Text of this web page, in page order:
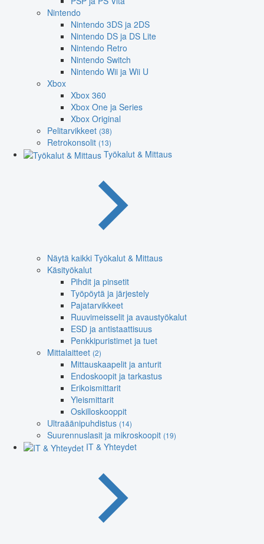
Nintendo
Nintendo 3DS ja 2DS
Nintendo DS ja DS Lite
Nintendo Retro
Nintendo Switch
Nintendo Wii ja Wii U
Xbox
Xbox 360
Xbox One ja Series
Xbox Original
Pelitarvikkeet (38)
Retrokonsolit (13)
Työkalut & Mittaus
Näytä kaikki Työkalut & Mittaus
Käsityökalut
Pihdit ja pinsetit
Työpöytä ja järjestely
Pajatarvikkeet
Ruuvimeisselit ja avaustyökalut
ESD ja antistaattisuus
Penkkipuristimet ja tuet
Mittalaitteet (2)
Mittauskaapelit ja anturit
Endoskoopit ja tarkastus
Erikoismittarit
Yleismittarit
Oskilloskooppit
Ultraäänipuhdistus (14)
Suurennuslasit ja mikroskoopit (19)
IT & Yhteydet